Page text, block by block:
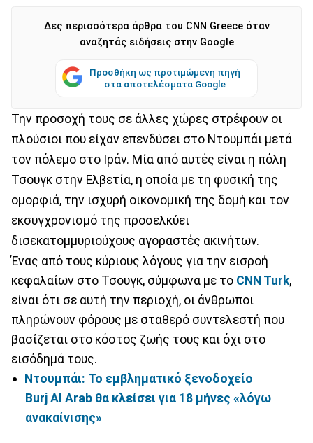
Δες περισσότερα άρθρα του CNN Greece όταν
αναζητάς ειδήσεις στην Google
Προσθήκη ως προτιμώμενη πηγή
στα αποτελέσματα Google
Την προσοχή τους σε άλλες χώρες στρέφουν οι
πλούσιοι που είχαν επενδύσει στο Ντουμπάι μετά
τον πόλεμο στο Ιράν. Μία από αυτές είναι η πόλη
Τσουγκ στην Ελβετία, η οποία με τη φυσική της
ομορφιά, την ισχυρή οικονομική της δομή και τον
εκσυγχρονισμό της προσελκύει
δισεκατομμυριούχους αγοραστές ακινήτων.
Ένας από τους κύριους λόγους για την εισροή
κεφαλαίων στο Τσουγκ, σύμφωνα με το CNN Turk,
είναι ότι σε αυτή την περιοχή, οι άνθρωποι
πληρώνουν φόρους με σταθερό συντελεστή που
βασίζεται στο κόστος ζωής τους και όχι στο
εισόδημά τους.
Ντουμπάι: Το εμβληματικό ξενοδοχείο
Burj Al ⁠Arab θα κλείσει για 18 μήνες «λόγω
ανακαίνισης»